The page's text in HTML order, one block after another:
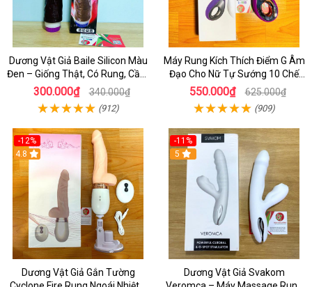
Dương Vật Giả Baile Silicon Màu
Đen – Giống Thật, Có Rung, Cầm
Tay Giá Rẻ
300.000₫ 340.000₫
(912)
Máy Rung Kích Thích Điểm G Âm
Đạo Cho Nữ Tự Sướng 10 Chế
Độ Rung
550.000₫ 625.000₫
(909)
-12%
4.8
Dương Vật Giả Gắn Tường
-11%
5
Dương Vật Giả Svakom